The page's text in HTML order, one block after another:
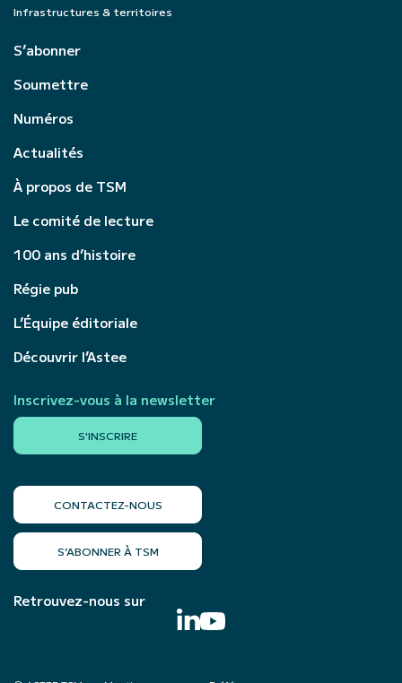
Infrastructures & territoires
S’abonner
Soumettre
Numéros
Actualités
À propos de TSM
Le comité de lecture
100 ans d’histoire
Régie pub
L’Équipe éditoriale
Découvrir l’Astee
Inscrivez-vous à la newsletter
S'INSCRIRE
CONTACTEZ-NOUS
S’ABONNER À TSM
Retrouvez-nous sur